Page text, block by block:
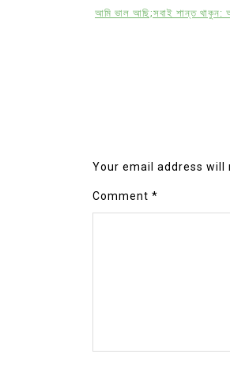
আমি ভাল আছি;সবাই শান্ত থাকুন:
Your email address will
Comment *